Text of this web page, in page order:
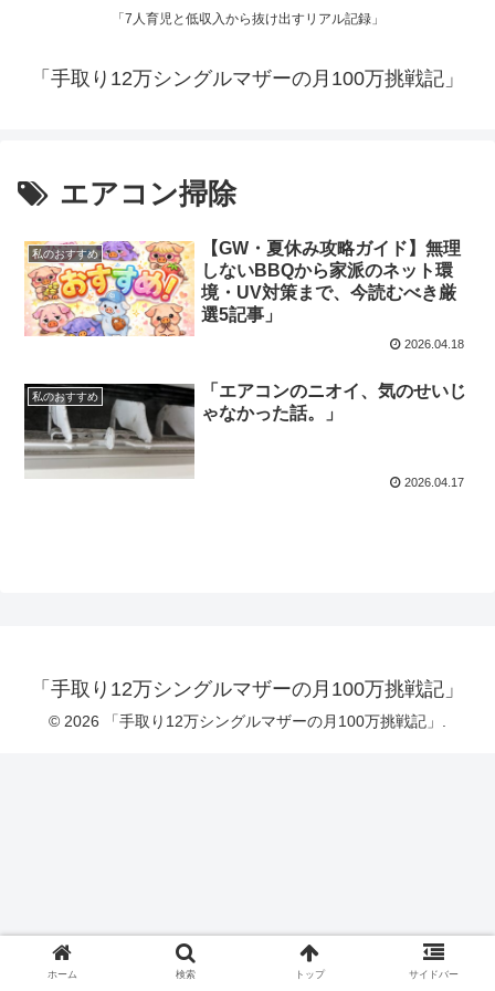
「7人育児と低収入から抜け出すリアル記録」
「手取り12万シングルマザーの月100万挑戦記」
エアコン掃除
私のおすすめ
【GW・夏休み攻略ガイド】無理
しないBBQから家派のネット環
境・UV対策まで、今読むべき厳
選5記事」
2026.04.18
私のおすすめ
「エアコンのニオイ、気のせいじ
ゃなかった話。」
2026.04.17
「手取り12万シングルマザーの月100万挑戦記」
© 2026 「手取り12万シングルマザーの月100万挑戦記」.
ホーム 検索 トップ サイドバー